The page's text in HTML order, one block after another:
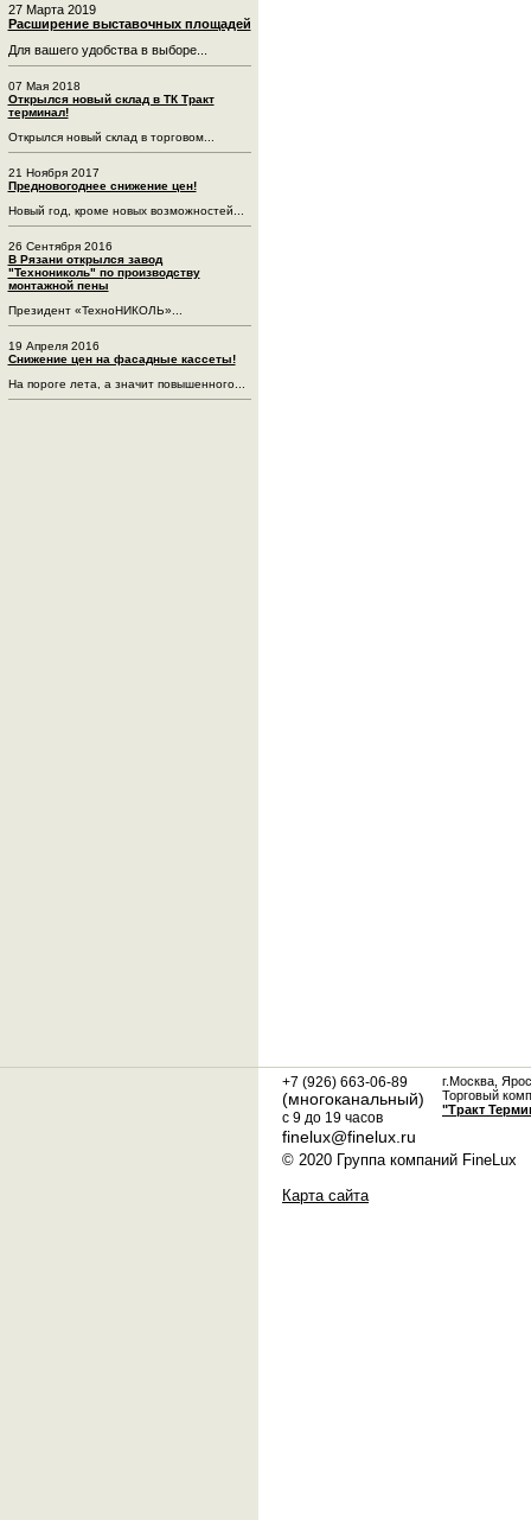
27 Марта 2019
Расширение выставочных площадей
Для вашего удобства в выборе...
07 Мая 2018
Открылся новый склад в ТК Тракт
терминал!
Открылся новый склад в торговом...
21 Ноября 2017
Предновогоднее снижение цен!
Новый год, кроме новых возможностей...
26 Сентября 2016
В Рязани открылся завод
"Технониколь" по производству
монтажной пены
Президент «ТехноНИКОЛЬ»...
19 Апреля 2016
Снижение цен на фасадные кассеты!
На пороге лета, а значит повышенного...
+7 (926) 663-06-89
(многоканальный)
с 9 до 19 часов
finelux@finelux.ru
г.Москва,
Торговый
"Тракт
© 2020 Группа компаний FineLux
Карта сайта